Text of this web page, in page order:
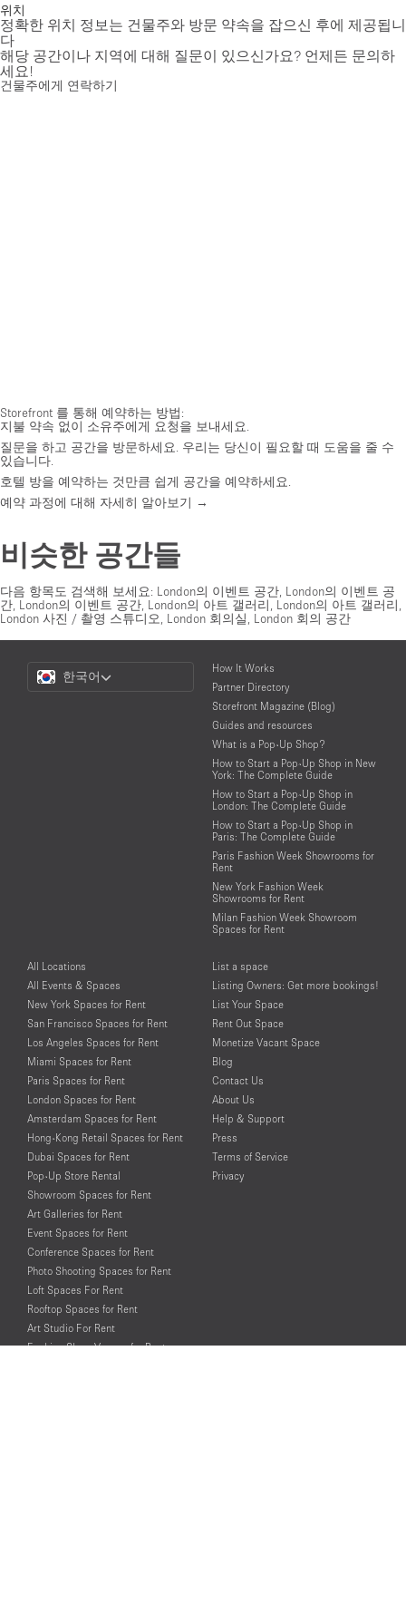
위치
정확한 위치 정보는 건물주와 방문 약속을 잡으신 후에 제공됩니
다
해당 공간이나 지역에 대해 질문이 있으신가요? 언제든 문의하
세요!
건물주에게 연락하기
Storefront 를 통해 예약하는 방법:
지불 약속 없이 소유주에게 요청을 보내세요.
질문을 하고 공간을 방문하세요. 우리는 당신이 필요할 때 도움을 줄 수
있습니다.
호텔 방을 예약하는 것만큼 쉽게 공간을 예약하세요.
예약 과정에 대해 자세히 알아보기 →
비슷한 공간들
다음 항목도 검색해 보세요: London의 이벤트 공간 London의 이벤트 공
간 London의 이벤트 공간 London의 아트 갤러리 London의 아트 갤러리
London 사진 / 촬영 스튜디오
London 회의실 London 회의 공간
Choose
Language
한국어
How It Works
Partner Directory
Storefront Magazine (Blog)
Guides and resources
What is a Pop-Up Shop?
How to Start a Pop-Up Shop in New
York: The Complete Guide
How to Start a Pop-Up Shop in
London: The Complete Guide
How to Start a Pop-Up Shop in
Paris: The Complete Guide
Paris Fashion Week Showrooms for
Rent
New York Fashion Week
Showrooms for Rent
Milan Fashion Week Showroom
Spaces for Rent
All Locations
All Events & Spaces
New York Spaces for Rent
San Francisco Spaces for Rent
Los Angeles Spaces for Rent
Miami Spaces for Rent
Paris Spaces for Rent
London Spaces for Rent
Amsterdam Spaces for Rent
Hong-Kong Retail Spaces for Rent
Dubai Spaces for Rent
Pop-Up Store Rental
Showroom Spaces for Rent
Art Galleries for Rent
Event Spaces for Rent
Conference Spaces for Rent
Photo Shooting Spaces for Rent
Loft Spaces For Rent
Rooftop Spaces for Rent
Art Studio For Rent
Fashion Show Venues for Rent
List a space
Listing Owners: Get more bookings!
List Your Space
Rent Out Space
Monetize Vacant Space
Blog
Contact Us
About Us
Help & Support
Press
Terms of Service
Privacy